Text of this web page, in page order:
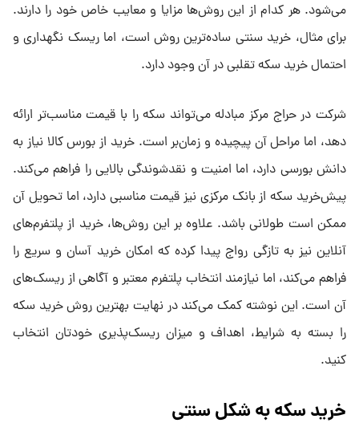
می‌شود. هر کدام از این روش‌ها مزایا و معایب خاص خود را دارند.
برای مثال، خرید سنتی ساده‌ترین روش است، اما ریسک نگهداری و
احتمال خرید سکه تقلبی در آن وجود دارد.
شرکت در حراج مرکز مبادله می‌تواند سکه را با قیمت مناسب‌تر ارائه
دهد، اما مراحل آن پیچیده و زمان‌بر است. خرید از بورس کالا نیاز به
دانش بورسی دارد، اما امنیت و نقدشوندگی بالایی را فراهم می‌کند.
پیش‌خرید سکه از بانک مرکزی نیز قیمت مناسبی دارد، اما تحویل آن
ممکن است طولانی باشد. علاوه بر این روش‌ها، خرید از پلتفرم‌های
آنلاین نیز به تازگی رواج پیدا کرده که امکان خرید آسان و سریع را
فراهم می‌کند، اما نیازمند انتخاب پلتفرم معتبر و آگاهی از ریسک‌های
آن است. این نوشته کمک می‌کند در نهایت بهترین روش خرید سکه
را بسته به شرایط، اهداف و میزان ریسک‌پذیری خودتان انتخاب
کنید.
خرید سکه به شکل سنتی